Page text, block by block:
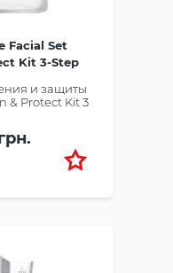
Facial Set
Kit 3-Step
и защиты
& Protect Kit 3